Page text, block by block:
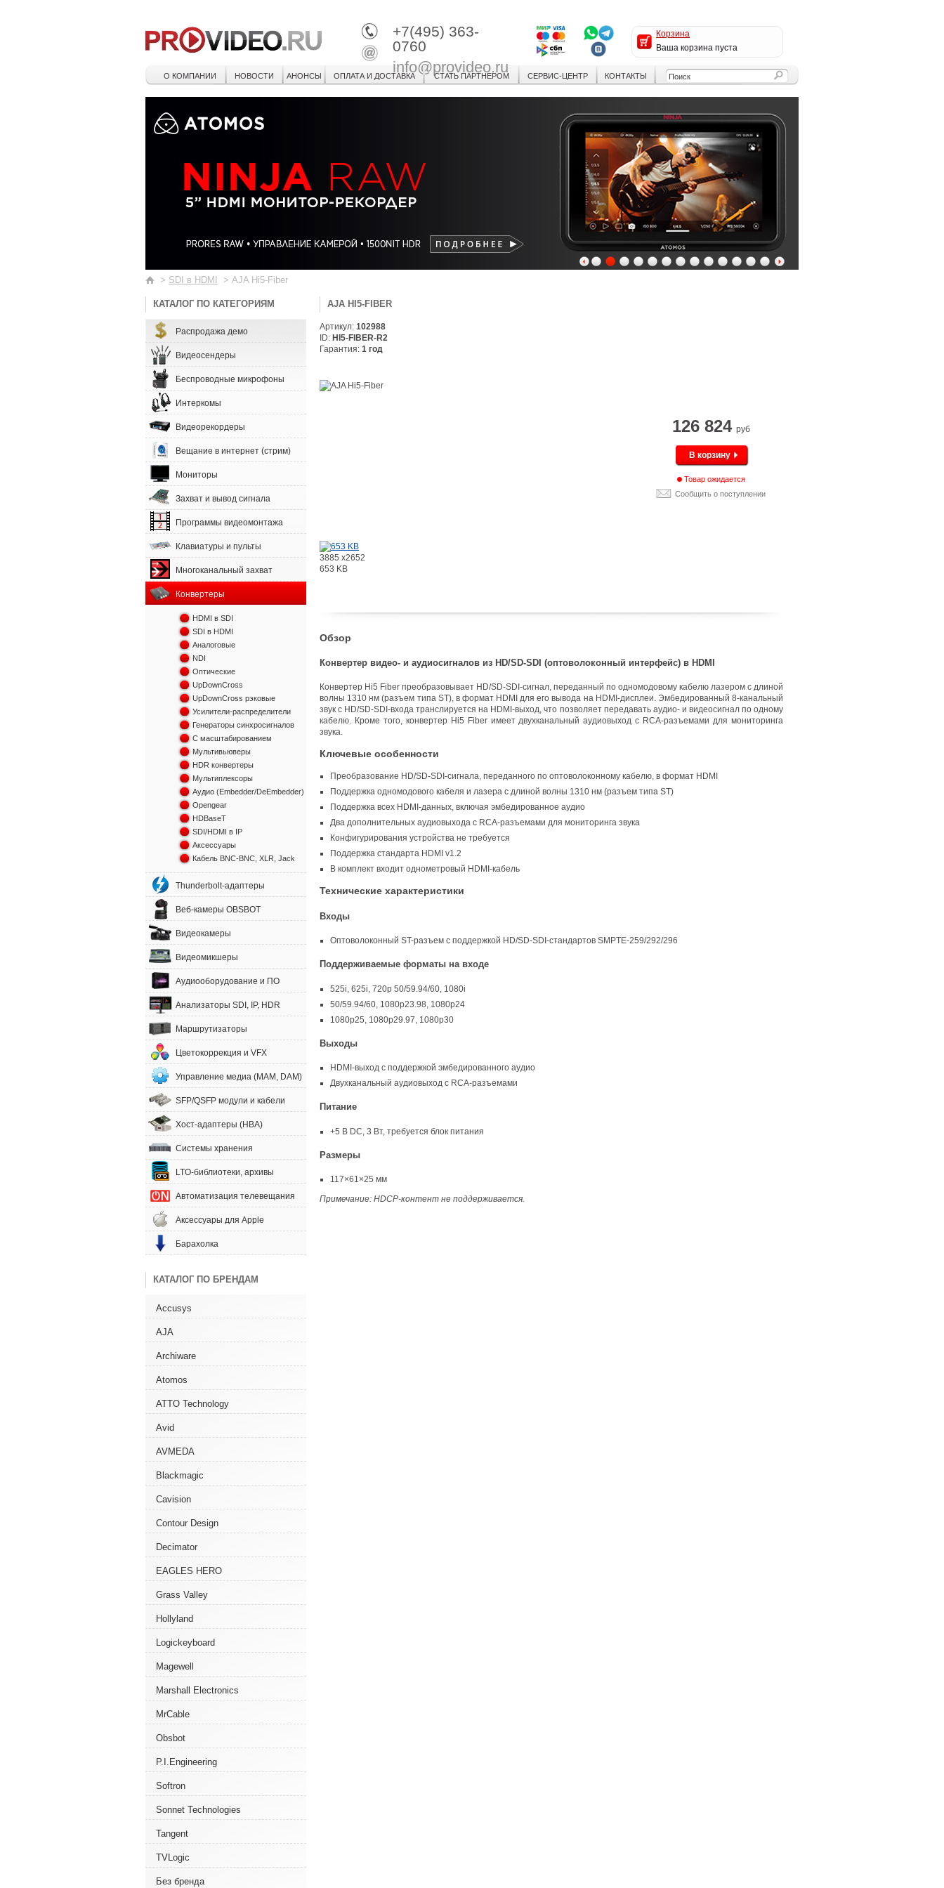
+7(495) 363-
0760
info@provideo.ru
Корзина
Ваша корзина пуста
О КОМПАНИИ НОВОСТИ АНОНСЫ ОПЛАТА И ДОСТАВКА СТАТЬ ПАРТНЕРОМ СЕРВИС-ЦЕНТР КОНТАКТЫ
1 2 3 4 5 6 7 8 9 10111213
> SDI в HDMI > AJA Hi5-Fiber
КАТАЛОГ ПО КАТЕГОРИЯМ
Распродажа демо
Видеосендеры
Беспроводные микрофоны
Интеркомы
Видеорекордеры
Вещание в интернет (стрим)
Мониторы
Захват и вывод сигнала
Программы видеомонтажа
Клавиатуры и пульты
Многоканальный захват
Конвертеры
HDMI в SDI
SDI в HDMI
Аналоговые
NDI
Оптические
UpDownCross
UpDownCross рэковые
Усилители-распределители
Генераторы синхросигналов
С масштабированием
Мультивьюверы
HDR конвертеры
Мультиплексоры
Аудио (Embedder/DeEmbedder)
Opengear
HDBaseT
SDI/HDMI в IP
Аксессуары
Кабель BNC-BNC, XLR, Jack
Thunderbolt-адаптеры
Веб-камеры OBSBOT
Видеокамеры
Видеомикшеры
Аудиооборудование и ПО
Анализаторы SDI, IP, HDR
Маршрутизаторы
Цветокоррекция и VFX
Управление медиа (MAM, DAM)
SFP/QSFP модули и кабели
Хост-адаптеры (HBA)
Системы хранения
LTO-библиотеки, архивы
Автоматизация телевещания
Аксессуары для Apple
Барахолка
КАТАЛОГ ПО БРЕНДАМ
Accusys
AJA
Archiware
Atomos
ATTO Technology
Avid
AVMEDA
Blackmagic
Cavision
Contour Design
Decimator
EAGLES HERO
Grass Valley
Hollyland
Logickeyboard
Magewell
Marshall Electronics
MrCable
Obsbot
P.I.Engineering
Softron
Sonnet Technologies
Tangent
TVLogic
Без бренда
AJA HI5-FIBER
Артикул: 102988
ID: HI5-FIBER-R2
Гарантия: 1 год
126 824 руб
В корзину
Товар ожидается
Сообщить о поступлении
3885 x2652
653 KB
Обзор
Конвертер видео- и аудиосигналов из HD/SD-SDI (оптоволоконный интерфейс) в HDMI
Конвертер Hi5 Fiber преобразовывает HD/SD-SDI-сигнал, переданный по одномодовому кабелю лазером с длиной
волны 1310 нм (разъем типа ST), в формат HDMI для его вывода на HDMI-дисплеи. Эмбедированный 8-канальный
звук с HD/SD-SDI-входа транслируетсяна HDMI-выход, что позволяет передавать аудио- и видеосигнал по одному
кабелю. Кроме того, конвертер Hi5 Fiber имеет двухканальный аудиовыходс RCA-разъемами для мониторинга
звука.
Ключевые особенности
Преобразование HD/SD-SDI-сигнала, переданного по оптоволоконному кабелю, в формат HDMI
Поддержка одномодового кабеля и лазера с длиной волны 1310 нм (разъем типа ST)
Поддержка всех HDMI-данных, включая эмбедированное аудио
Два дополнительных аудиовыхода с RCA-разъемами для мониторинга звука
Конфигурирования устройства не требуется
Поддержка стандарта HDMI v1.2
В комплект входит однометровый HDMI-кабель
Технические характеристики
Входы
Оптоволоконный ST-разъем с поддержкой HD/SD-SDI-стандартов SMPTE-259/292/296
Поддерживаемые форматы на входе
525i 625i 720p 50/59.94/60 1080i
50/59.94/60 1080p23.98 1080p24
1080p25 1080p29.97 1080p30
Выходы
HDMI-выход с поддержкой эмбедированного аудио
Двухканальный аудиовыход с RCA-разъемами
Питание
+5 В DC 3 Вт, требуется блок питания
Размеры
117×61×25 мм
Примечание: HDCP-контент не поддерживается.